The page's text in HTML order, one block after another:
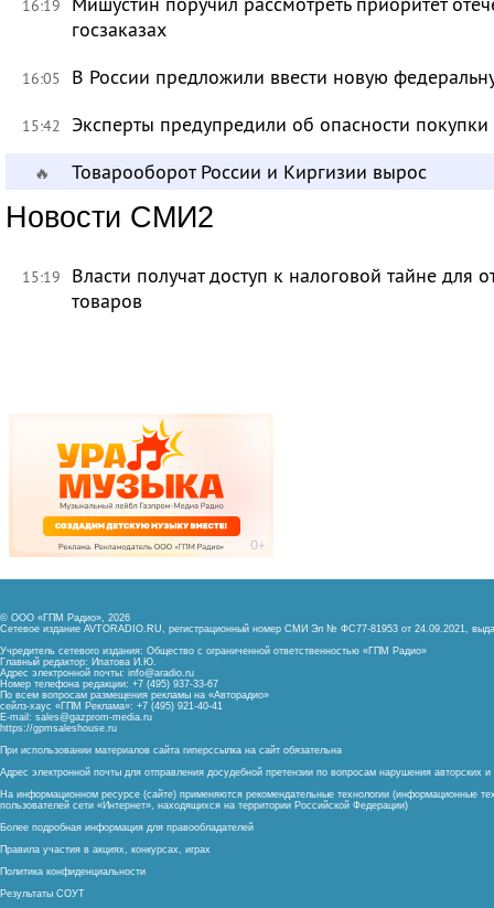
16:19
госзаказах
16:05 В России предложили ввести новую
15:42 Эксперты предупредили об опасности
🔥 Товарооборот России и Киргизии вырос
Новости СМИ2
15:19
Власти получат доступ к налоговой тайне для
товаров
© ООО «ГПМ Радио», 2026
Сетевое издание AVTORADIO.RU, регистрационный номер СМИ Эл № ФС77-81953 от 24.09.2021,
Учредитель сетевого издания: Общество с ограниченной ответственностью «ГПМ Радио»
Главный редактор: Ипатова И.Ю.
Адрес электронной почты: info@aradio.ru
Номер телефона редакции: +7 (495) 937-33-67
По всем вопросам размещения рекламы на «Авторадио»
сейлз-хаус «ГПМ Реклама»: +7 (495) 921-40-41
E-mail: sales@gazprom-media.ru
https://gpmsaleshouse.ru
При использовании материалов сайта гиперссылка на сайт обязательна
Адрес электронной почты для отправления досудебной претензии по вопросам нарушения авторских
На информационном ресурсе (сайте) применяются рекомендательные технологии (информационные
пользователей сети «Интернет», находящихся на территории Российской Федерации)
Более подробная информация для правообладателей
Правила участия в акциях, конкурсах, играх
Политика конфиденциальности
Результаты СОУТ